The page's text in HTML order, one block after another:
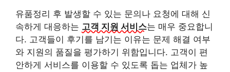
유품정리 후 발생할 수 있는 문의나 요청에 대해 신
속하게 대응하는 고객 지원 서비스는 매우 중요합니
다. 고객들이 후기를 남기는 이유는 문제 해결 여부
와 지원의 품질을 평가하기 위함입니다. 고객이 편
안하게 서비스를 이용할 수 있도록 돕는 업체가 높